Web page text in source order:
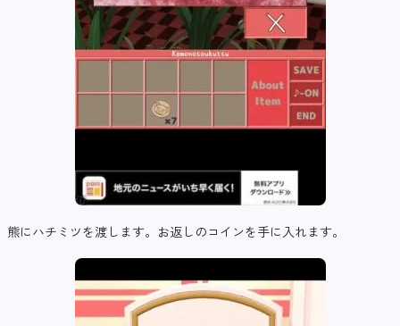
熊にハチミツを渡します。お返しのコインを手に入れます。